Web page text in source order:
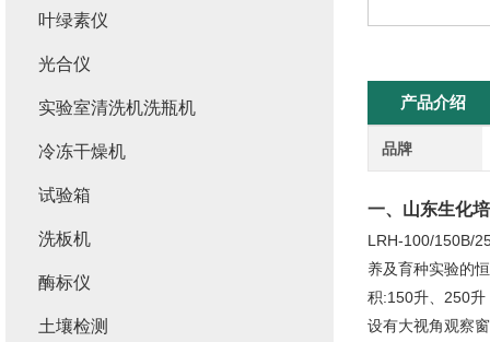
产品介绍
品牌
一、 山东生化
LRH-100/150B/
养及育种实验的
积:150升、250
设有大视角观察
叶绿素仪
光合仪
实验室清洗机洗瓶机
冷冻干燥机
试验箱
洗板机
酶标仪
土壤检测